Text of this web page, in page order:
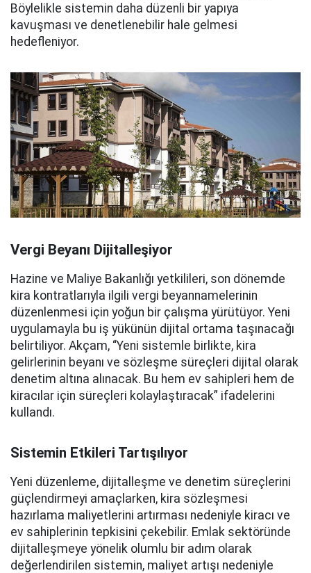
Böylelikle sistemin daha düzenli bir yapıya
kavuşması ve denetlenebilir hale gelmesi
hedefleniyor.
Vergi Beyanı Dijitalleşiyor
Hazine ve Maliye Bakanlığı yetkilileri, son dönemde
kira kontratlarıyla ilgili vergi beyannamelerinin
düzenlenmesi için yoğun bir çalışma yürütüyor. Yeni
uygulamayla bu iş yükünün dijital ortama taşınacağı
belirtiliyor. Akçam, “Yeni sistemle birlikte, kira
gelirlerinin beyanı ve sözleşme süreçleri dijital olarak
denetim altına alınacak. Bu hem ev sahipleri hem de
kiracılar için süreçleri kolaylaştıracak” ifadelerini
kullandı.
Sistemin Etkileri Tartışılıyor
Yeni düzenleme, dijitalleşme ve denetim süreçlerini
güçlendirmeyi amaçlarken, kira sözleşmesi
hazırlama maliyetlerini artırması nedeniyle kiracı ve
ev sahiplerinin tepkisini çekebilir. Emlak sektöründe
dijitalleşmeye yönelik olumlu bir adım olarak
değerlendirilen sistemin, maliyet artışı nedeniyle